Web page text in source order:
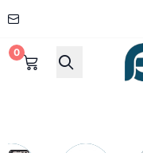
0